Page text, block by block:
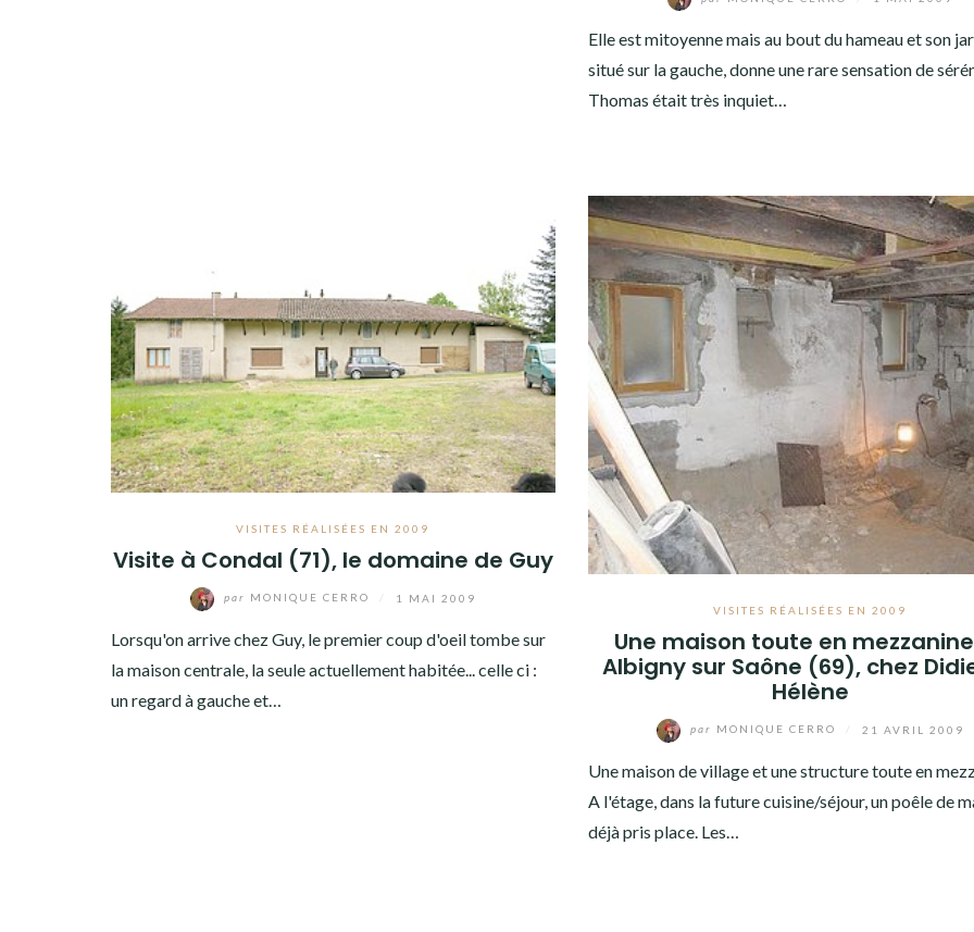
Elle est mitoyenne mais au bout du hameau et son
situé sur la gauche, donne une rare sensation de
Thomas était très inquiet…
VISITES RÉALISÉES EN 2009
Visite à Condal (71), le domaine de Guy
par MONIQUE CERRO 1 MAI 2009
Lorsqu'on arrive chez Guy, le premier coup d'oeil tombe sur
la maison centrale, la seule actuellement habitée... celle ci :
un regard à gauche et…
VISITES RÉALISÉES EN 2009
Une maison toute en
Albigny sur Saône (69), chez
Hélène
par MONIQUE CERRO 21 AVRIL 2009
Une maison de village et une structure toute en
A l'étage, dans la future cuisine/séjour, un poêle de
déjà pris place. Les…